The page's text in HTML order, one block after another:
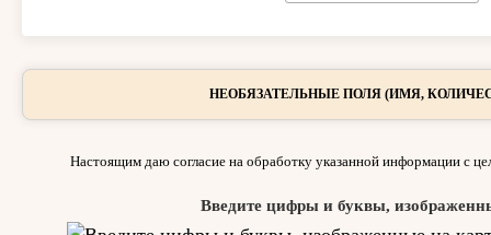
НЕОБЯЗАТЕЛЬНЫЕ ПОЛЯ (ИМЯ,
Настоящим даю согласие на обработку указанной информации с
Введите цифры и буквы,